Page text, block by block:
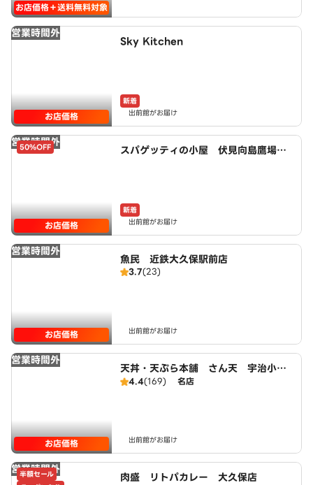
お店価格＋送料無料対象
営業時間外
お店価格
Sky Kitchen
新着
出前館がお届け
営業時間外
50%OFF
お店価格
スパゲッティの小屋 伏見向島鷹場町
新着
出前館がお届け
営業時間外
お店価格
魚民 近鉄大久保駅前店
3.7(23)
出前館がお届け
営業時間外
お店価格
天丼・天ぷら本舗 さん天 宇治小倉
店4.4(169) 名店
出前館がお届け
営業時間外
半額セール
肉盛 リトパカレー 大久保店